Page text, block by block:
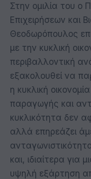
Στην ομιλία του ο
Επιχειρήσεων και
Θεοδωρόπουλος
με την κυκλική
περιβαλλοντική
εξακολουθεί να
η κυκλική
παραγωγής και
κυκλικότητα δεν
αλλά επηρεάζει
και, ιδιαίτερα
υψηλή εξάρτηση